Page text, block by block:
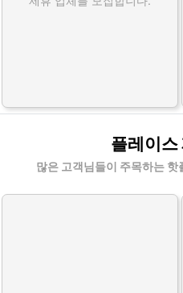
플레이스
많은 고객님들이 주목하는